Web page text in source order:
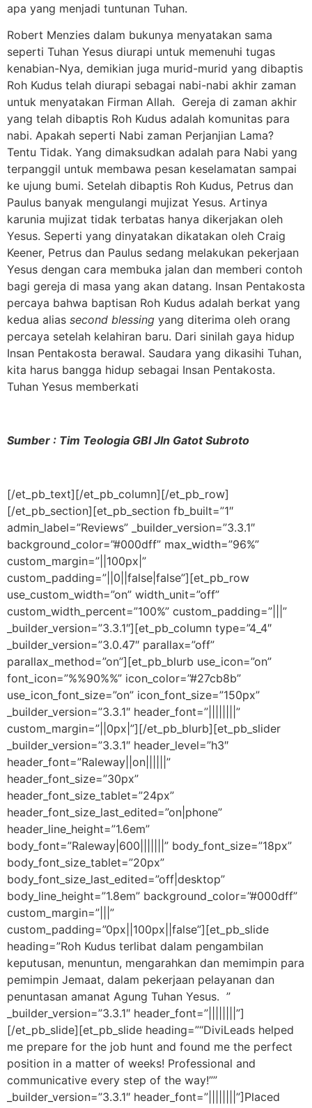
apa yang menjadi tuntunan Tuhan.
Robert Menzies dalam bukunya menyatakan sama
seperti Tuhan Yesus diurapi untuk memenuhi tugas
kenabian-Nya, demikian juga murid-murid yang dibaptis
Roh Kudus telah diurapi sebagai nabi-nabi akhir zaman
untuk menyatakan Firman Allah. Gereja di zaman akhir
yang telah dibaptis Roh Kudus adalah komunitas para
nabi. Apakah seperti Nabi zaman Perjanjian Lama?
Tentu Tidak. Yang dimaksudkan adalah para Nabi yang
terpanggil untuk membawa pesan keselamatan sampai
ke ujung bumi. Setelah dibaptis Roh Kudus, Petrus dan
Paulus banyak mengulangi mujizat Yesus. Artinya
karunia mujizat tidak terbatas hanya dikerjakan oleh
Yesus. Seperti yang dinyatakan dikatakan oleh Craig
Keener, Petrus dan Paulus sedang melakukan pekerjaan
Yesus dengan cara membuka jalan dan memberi contoh
bagi gereja di masa yang akan datang. Insan Pentakosta
percaya bahwa baptisan Roh Kudus adalah berkat yang
kedua alias second blessing yang diterima oleh orang
percaya setelah kelahiran baru. Dari sinilah gaya hidup
Insan Pentakosta berawal. Saudara yang dikasihi Tuhan,
kita harus bangga hidup sebagai Insan Pentakosta.
Tuhan Yesus memberkati
Sumber : Tim Teologia GBI Jln Gatot Subroto
[/et_pb_text][/et_pb_column][/et_pb_row]
[/et_pb_section][et_pb_section fb_built=”1″
admin_label=”Reviews” _builder_version=”3.3.1″
background_color=”#000dff” max_width=”96%”
custom_margin=”||100px|”
custom_padding=”||0||false|false”][et_pb_row
use_custom_width=”on” width_unit=”off”
custom_width_percent=”100%” custom_padding=”|||”
_builder_version=”3.3.1″][et_pb_column type=”4_4″
_builder_version=”3.0.47″ parallax=”off”
parallax_method=”on”][et_pb_blurb use_icon=”on”
font_icon=”%%90%%” icon_color=”#27cb8b”
use_icon_font_size=”on” icon_font_size=”150px”
_builder_version=”3.3.1″ header_font=”||||||||”
custom_margin=”||0px|”][/et_pb_blurb][et_pb_slider
_builder_version=”3.3.1″ header_level=”h3″
header_font=”Raleway||on||||||”
header_font_size=”30px”
header_font_size_tablet=”24px”
header_font_size_last_edited=”on|phone”
header_line_height=”1.6em”
body_font=”Raleway|600|||||||” body_font_size=”18px”
body_font_size_tablet=”20px”
body_font_size_last_edited=”off|desktop”
body_line_height=”1.8em” background_color=”#000dff”
custom_margin=”|||”
custom_padding=”0px||100px||false”][et_pb_slide
heading=”Roh Kudus terlibat dalam pengambilan
keputusan, menuntun, mengarahkan dan memimpin para
pemimpin Jemaat, dalam pekerjaan pelayanan dan
penuntasan amanat Agung Tuhan Yesus. ”
_builder_version=”3.3.1″ header_font=”||||||||”]
[/et_pb_slide][et_pb_slide heading=”“DiviLeads helped
me prepare for the job hunt and found me the perfect
position in a matter of weeks! Professional and
communicative every step of the way!””
_builder_version=”3.3.1″ header_font=”||||||||”]Placed